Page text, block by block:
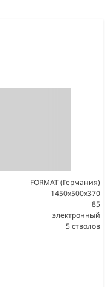
FORMAT (Германия)
1450x500x370
85
электронный
5 стволов